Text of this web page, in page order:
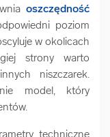
oszczędność
poziom
w okolicach
strony warto
niszczarek.
model, który